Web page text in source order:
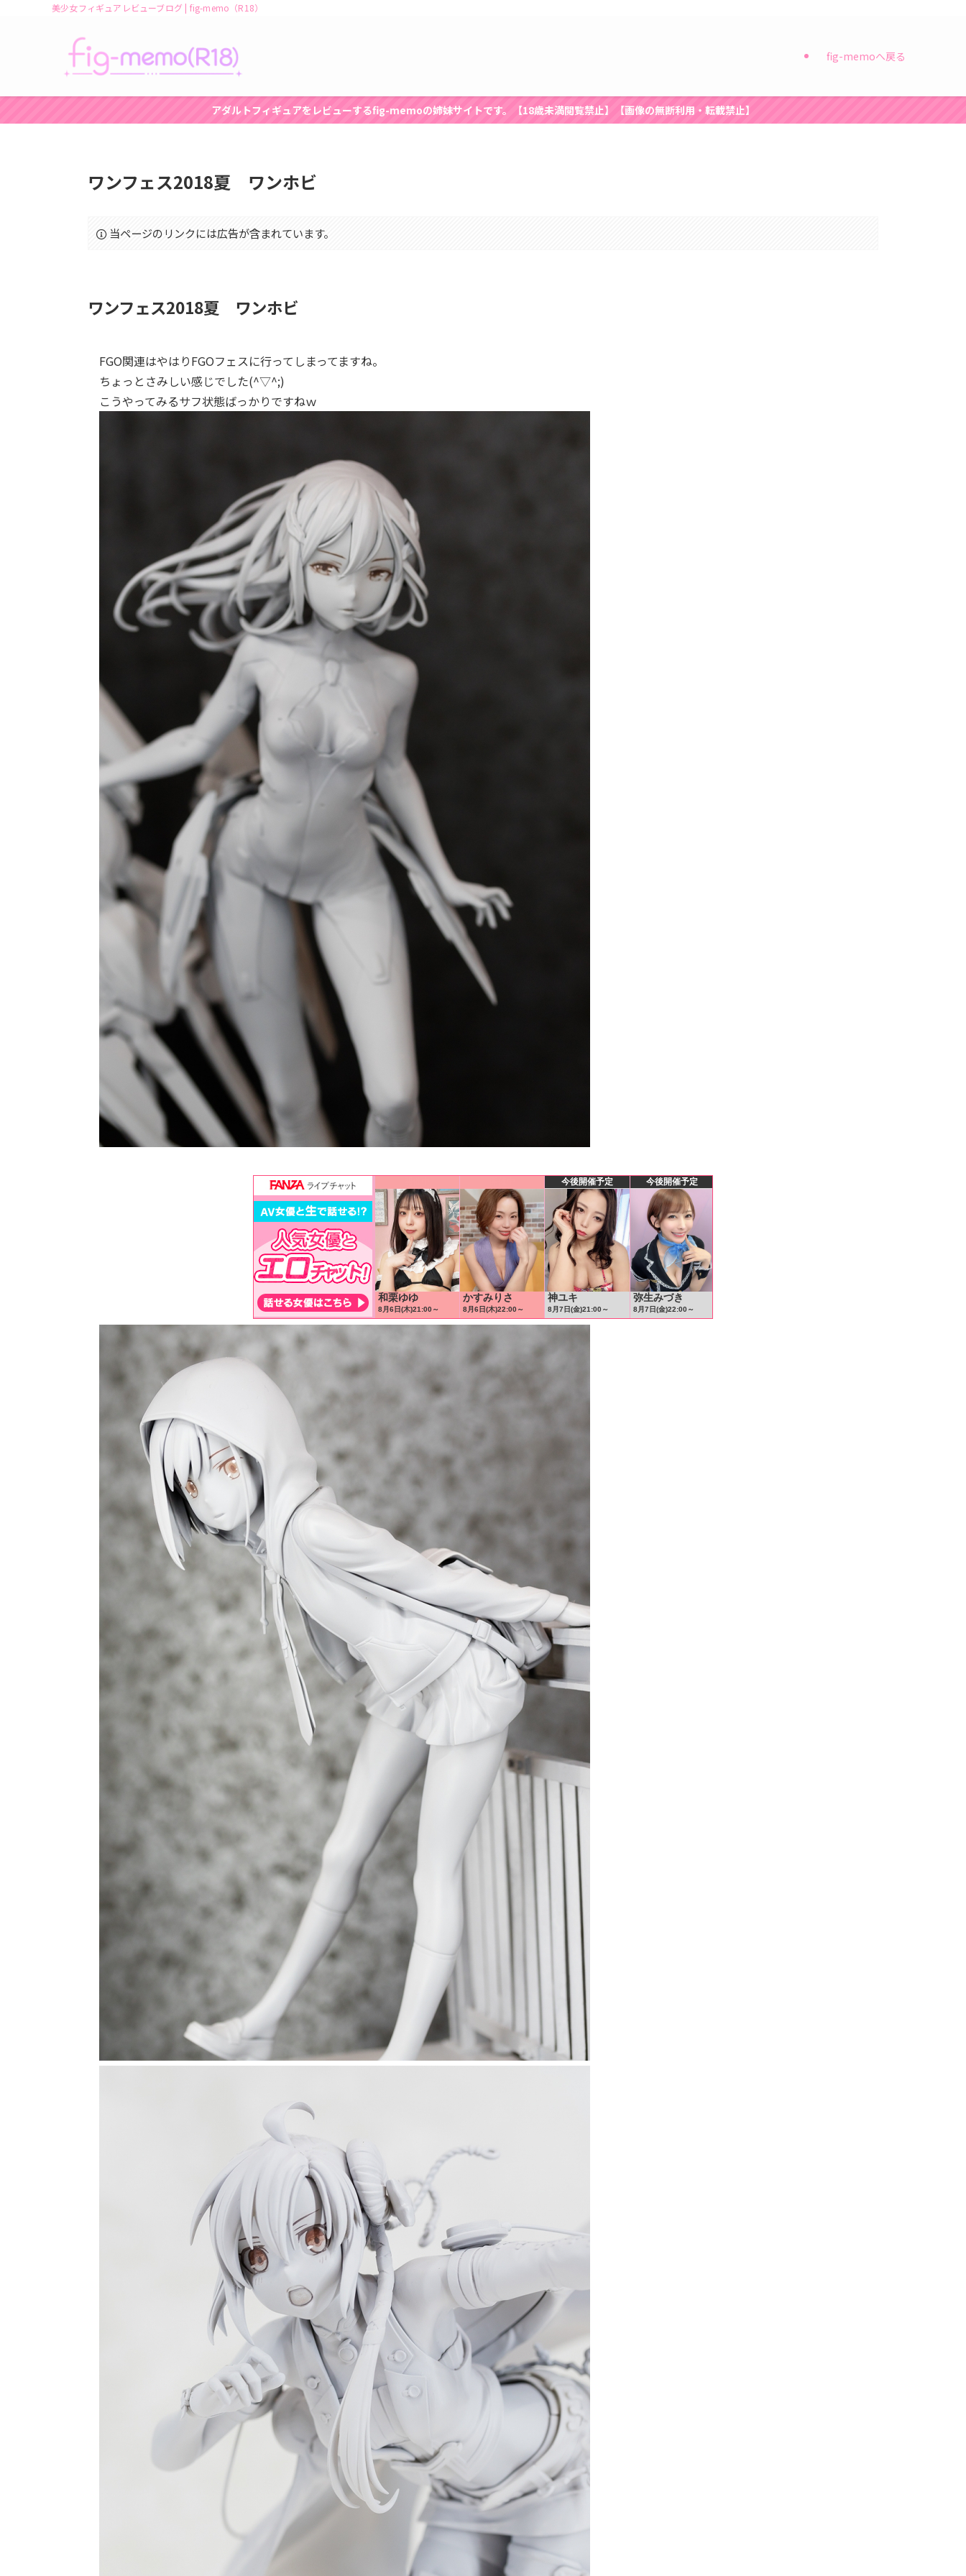
美少女フィギュアレビューブログ | fig-memo（R18）
fig-memoへ戻る
アダルトフィギュアをレビューするfig-memoの姉妹サイトです。【18歳未満閲覧禁止】【画像の無断利用・転載禁止】
ワンフェス2018夏 ワンホビ
当ページのリンクには広告が含まれています。
ワンフェス2018夏 ワンホビ
FGO関連はやはりFGOフェスに行ってしまってますね。
ちょっとさみしい感じでした(^▽^;)
こうやってみるサフ状態ばっかりですねｗ